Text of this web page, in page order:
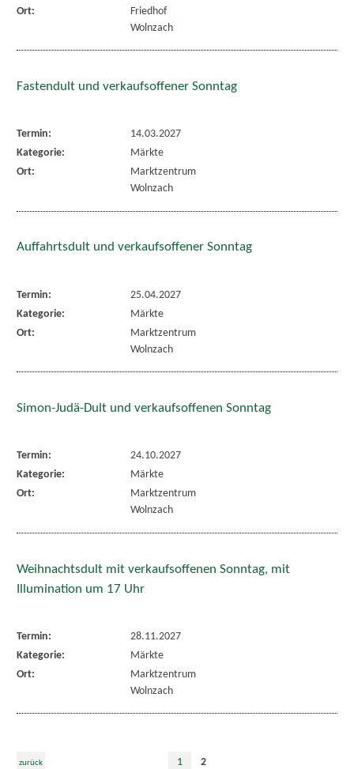
Ort:
Friedhof
Wolnzach
Fastendult und verkaufsoffener Sonntag
Termin:
14.03.2027
Kategorie:
Märkte
Ort:
Marktzentrum
Wolnzach
Auffahrtsdult und verkaufsoffener Sonntag
Termin:
25.04.2027
Kategorie:
Märkte
Ort:
Marktzentrum
Wolnzach
Simon-Judä-Dult und verkaufsoffenen Sonntag
Termin:
24.10.2027
Kategorie:
Märkte
Ort:
Marktzentrum
Wolnzach
Weihnachtsdult mit verkaufsoffenen Sonntag, mit
Illumination um 17 Uhr
Termin:
28.11.2027
Kategorie:
Märkte
Ort:
Marktzentrum
Wolnzach
zurück 1 2